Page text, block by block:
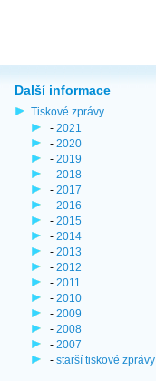
Další informace
Tiskové zprávy
- 2021
- 2020
- 2019
- 2018
- 2017
- 2016
- 2015
- 2014
- 2013
- 2012
- 2011
- 2010
- 2009
- 2008
- 2007
- starší tiskové zprávy